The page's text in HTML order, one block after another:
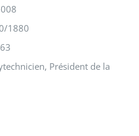
1880
Président de la